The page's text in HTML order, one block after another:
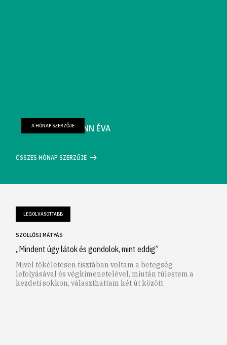
FARKAS WELLMANN ÉVA
A HÓNAP SZERZŐJE
ÖSSZES HÓNAP SZERZŐJE
LEGOLVASOTTABB
SZÖLLŐSI MÁTYÁS
„Mindent úgy látok és gondolok, mint eddig”
Mivel tökéletesen tisztában voltam a betegség
lefolyásával és végkimenetelével, miután túlestem a
kezdeti sokkon, választhattam két út között.